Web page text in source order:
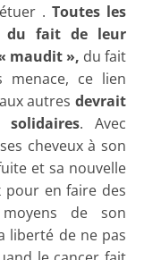
. Toutes les
du fait de leur
maudit », du fait
ce lien
autres devrait
. Avec
cheveux à son
et sa nouvelle
pour en faire des
de son
liberté de ne pas